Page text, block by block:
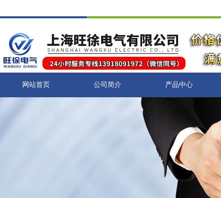
网站首页 公司简介 产品中心